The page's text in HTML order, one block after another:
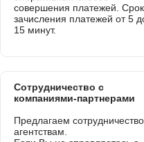
совершения платежей. Срок
зачисления платежей от 5
15 минут.
Сотрудничество с
компаниями-партнерами
Предлагаем сотрудничество
агентствам.